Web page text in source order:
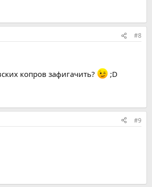
#8
копров зафигачить? ;D
#9